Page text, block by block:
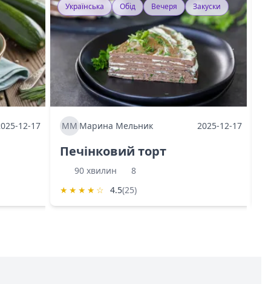
12-17
Українська Обід Вечеря Закуски
МММарина Мельник 2025-12-17
Печінковий торт
90 хвилин
8
★ ★ ★ ★ ☆ 4.5(25)